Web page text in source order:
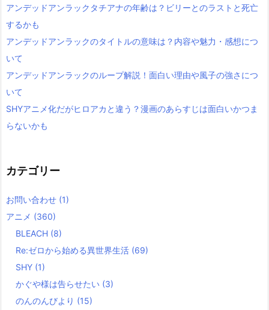
アンデッドアンラックタチアナの年齢は？ビリーとのラストと死亡
するかも
アンデッドアンラックのタイトルの意味は？内容や魅力・感想につ
いて
アンデッドアンラックのループ解説！面白い理由や風子の強さにつ
いて
SHYアニメ化だがヒロアカと違う？漫画のあらすじは面白いかつま
らないかも
カテゴリー
お問い合わせ (1)
アニメ (360)
BLEACH (8)
Re:ゼロから始める異世界生活 (69)
SHY (1)
かぐや様は告らせたい (3)
のんのんびより (15)